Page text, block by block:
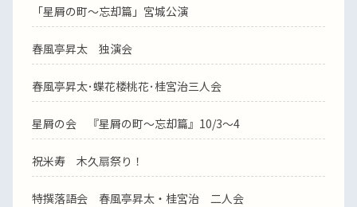
「星屑の町～忘却篇」宮城公演
春風亭昇太 独演会
春風亭昇太･蝶花楼桃花･桂宮治三人会
星屑の会 『星屑の町～忘却篇』10/3～4
祝米寿 木久扇祭り！
特撰落語会 春風亭昇太・桂宮治 二人会